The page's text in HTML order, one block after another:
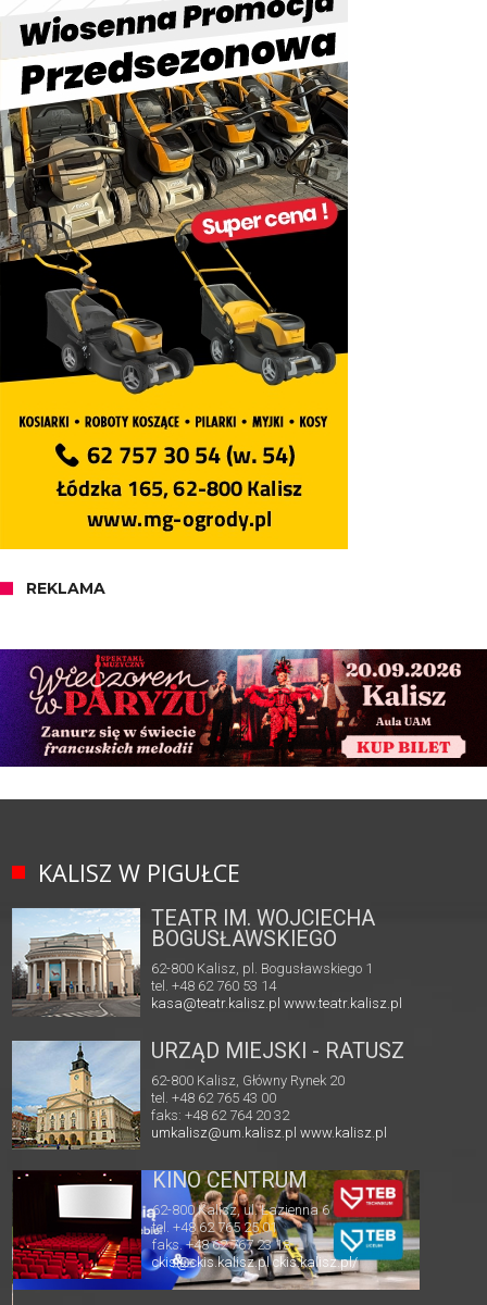
REKLAMA
KALISZ W PIGUŁCE
TEATR IM. WOJCIECHA
BOGUSŁAWSKIEGO
62-800 Kalisz, pl. Bogusławskiego 1
tel. +48 62 760 53 14
kasa@teatr.kalisz.pl www.teatr.kalisz.pl
URZĄD MIEJSKI - RATUSZ
62-800 Kalisz, Główny Rynek 20
tel. +48 62 765 43 00
faks: +48 62 764 20 32
umkalisz@um.kalisz.plwww.kalisz.pl
KINO CENTRUM
62-800 Kalisz, ul. Łazienna 6
tel. +48 62 765 25 01
faks. +48 62 767 23 18
ckis@ckis.kalisz.pl ckis.kalisz.pl/